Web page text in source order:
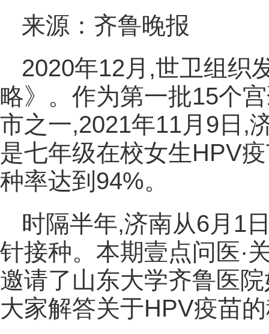
来源：齐鲁晚报
2020年12月,世卫组织
略》。作为第一批15个
市之一,2021年11月9日,
是七年级在校女生HPV
种率达到94%。
时隔半年,济南从6月1
针接种。本期壹点问医·
邀请了山东大学齐鲁医
大家解答关于HPV疫苗